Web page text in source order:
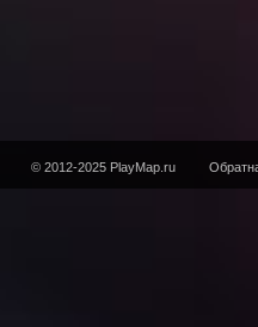
© 2012-2025 PlayMap.ru